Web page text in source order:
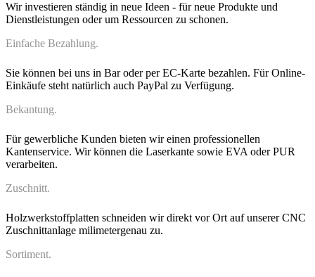
Wir investieren ständig in neue Ideen - für neue Produkte und
Dienstleistungen oder um Ressourcen zu schonen.
Einfache Bezahlung.
Sie können bei uns in Bar oder per EC-Karte bezahlen. Für Online-
Einkäufe steht natürlich auch PayPal zu Verfügung.
Bekantung.
Für gewerbliche Kunden bieten wir einen professionellen
Kantenservice. Wir können die Laserkante sowie EVA oder PUR
verarbeiten.
Zuschnitt.
Holzwerkstoffplatten schneiden wir direkt vor Ort auf unserer CNC
Zuschnittanlage milimetergenau zu.
Sortiment.